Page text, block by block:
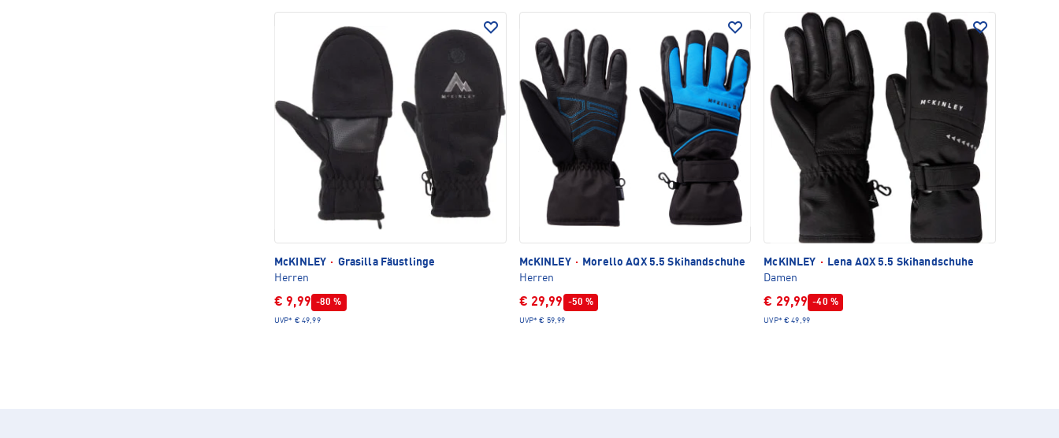
McKINLEY · Grasilla Fäustlinge
Herren
€ 9,99 -80 %
UVP* € 49,99
McKINLEY ·
Morello AQX 5.5 Skihandschuhe
Herren
€ 29,99 -50 %
UVP* € 59,99
McKINLEY ·
Lena AQX 5.5 Skihandschuhe
Damen
€ 29,99 -40 %
UVP* € 49,99